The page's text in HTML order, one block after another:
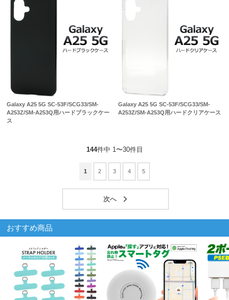
Galaxy A25 5G SC-53F/SCG33/SM-
A253Z/SM-A253Q用ハードブラックケー
ス
Galaxy A25 5G SC-53F/SCG33/SM-
A253Z/SM-A253Q用ハードクリアケース
144件中 1〜30件目
1 2 3 4 5
おすすめ商品